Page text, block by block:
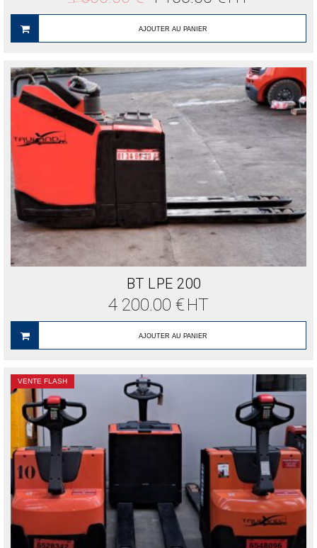
prix
initial
était :
4
prix
actuel
4
AJOUTER AU PANIER
BT LPE 200
4 200.00 € HT
AJOUTER AU PANIER
VENTE FLASH